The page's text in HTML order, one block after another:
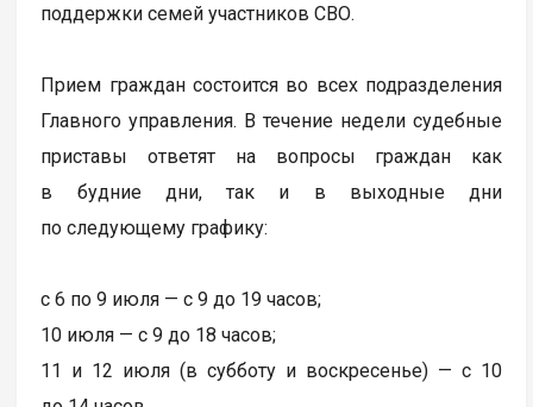
поддержки семей участников СВО.
Прием граждан состоится во всех подразделения
Главного управления. В течение недели судебные
приставы ответят на вопросы граждан как
в будние дни, так и в выходные дни
по следующему графику:
с 6 по 9 июля — с 9 до 19 часов;
10 июля — с 9 до 18 часов;
11 и 12 июля (в субботу и воскресенье) — с 10